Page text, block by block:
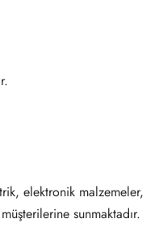
elektronik malzemeler,
sunmaktadır.